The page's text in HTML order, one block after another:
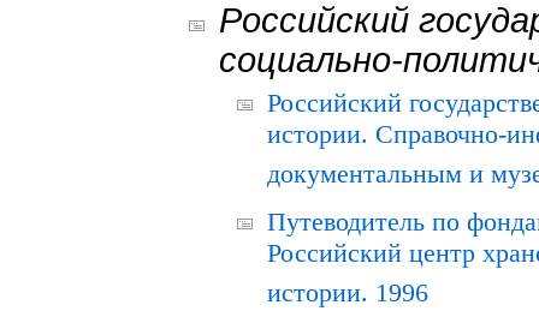
Российский
социально-
Российский
истории. Справочно-
документальным и
Путеводитель по
Российский центр
истории. 1996